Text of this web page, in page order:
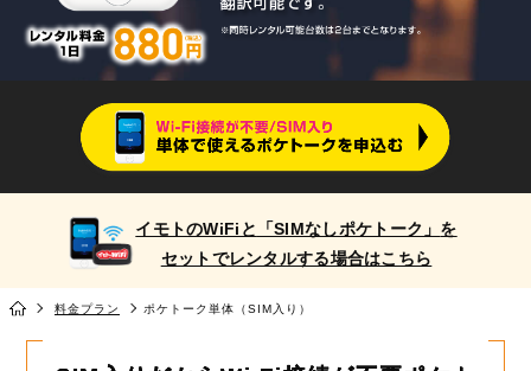
イモトのWiFiと 「SIMなしポケトーク」 を
セットでレンタルする場合はこちら
料金プラン ポケトーク単体（SIM入り）